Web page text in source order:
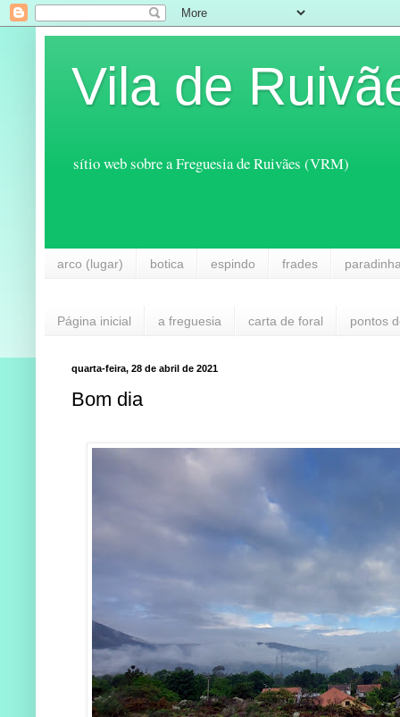
Vila de
sítio web sobre a Freguesia de Ruivães (VRM)
arco (lugar) botica espindo frades
Página inicial a freguesia carta de foral pontos
quarta-feira, 28 de abril de 2021
Bom dia